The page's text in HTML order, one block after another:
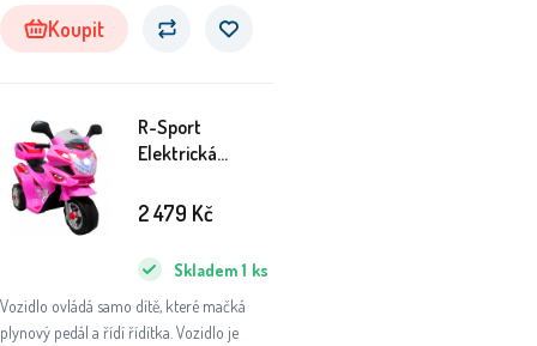
Koupit
R-Sport
Elektrická
Růžová
Vozidlo ovládá samo dítě, které mačká
plynový pedál a řídí řídítka. Vozidlo je
Skladem 1 ks
2 479 Kč